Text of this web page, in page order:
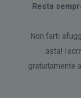
Resta
Non farti
asta!
gratuitamente